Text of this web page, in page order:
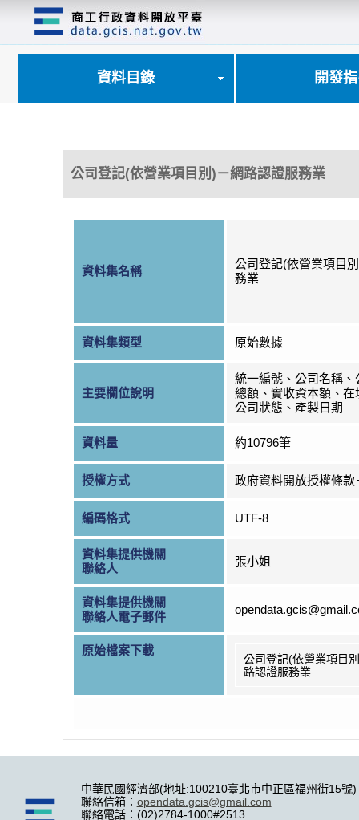
資料目錄 開發
公司登記(依營業項目別)－網路認證服務業
資料集名稱
公司登記(依營業項目
務業
資料集類型 原始數據
主要欄位說明
統一編號、公司名稱、
總額、實收資本額、在
公司狀態、產製日期
資料量 約10796筆
授權方式 政府資料開放授權條款
編碼格式 UTF-8
資料集提供機關
聯絡人
張小姐
資料集提供機關
聯絡人電子郵件
原始檔案下載
公司登記(依營業項目
路認證服務業
中華民國經濟部(地址:100210臺北市中正區福州街15號)
聯絡信箱： opendata.gcis@gmail.com
聯絡電話：(02)2784-1000#2513